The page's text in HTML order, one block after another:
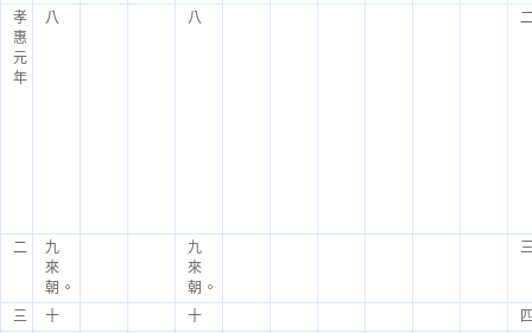
孝
惠
元
年
八 八
二
九
來
朝。
九
來
朝。
三 十 十